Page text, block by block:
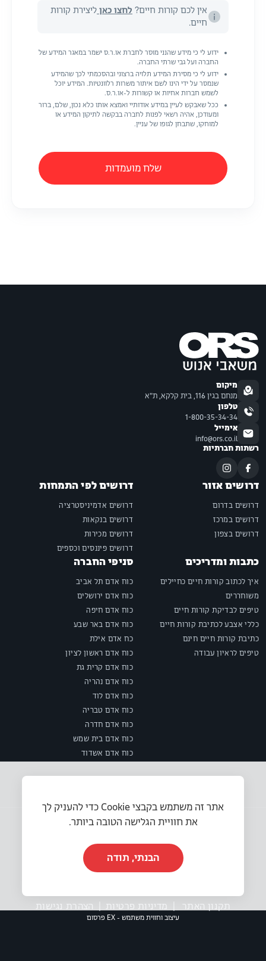
אין לכם קורות חיים? לחצו כאן ליצירת קורות
חיים.
ידוע לי כי מידע שהנני מוסר לחברת או.ר.ס ישמר במאגר המידע של
החברה ועל גבי שרתי החברה.
ידוע לי כי מסירת המידע תלויה ברצוני ובהסכמתי לכך שהמידע
שנמסר על ידי הינו לשם איתור משרות רלוונטיות. המידע יוכל
לשמש חברות אחיות או קשורות ל-או.ר.ס.
ככל שאבקש לעיין במידע אודותיי ואמצא אותו כלא נכון, שלם, ברור
ומעודכן, אהיה רשאי לפנות לחברה בבקשה לתיקון המידע או
למוחקו, שתבחן לגופו של עניין.
שלח מועמדות
מיקום
מנחם בגין 116, בית קלקא, ת"א
טלפון
1-800-35-34-34
אימייל
info@ors.co.il
רשתות חברתיות
דרושים אזור
דרושים בדרום
דרושים במרכז
דרושים בצפון
דרושים לפי התמחות
דרושים אדמיניסטרציה
דרושים בנקאות
דרושים מכירות
דרושים פיננסים וכספים
כתבות ומדריכים
איך לכתוב קורות חיים כחיילים
משוחררים
טיפים לבדיקת קורות חיים
כללי אצבע לכתיבת קורות חיים
כתיבת קורות חיים חינם
טיפים לראיון עבודה
סניפי החברה
כוח אדם תל אביב
כוח אדם ירושלים
כוח אדם חיפה
כוח אדם באר שבע
כח אדם אילת
כוח אדם ראשון לציון
כוח אדם קרית גת
כוח אדם נהריה
כוח אדם לוד
כוח אדם טבריה
כוח אדם חדרה
כוח אדם בית שמש
כוח אדם אשדוד
תקנון האתר מדיניות פרטיות הצהרת נגישות
עיצוב וחווית משתמש - EX פרסום
אתר זה משתמש בקבצי Cookie כדי להעניק לך
את חוויית הגלישה הטובה ביותר.
הבנתי, תודה